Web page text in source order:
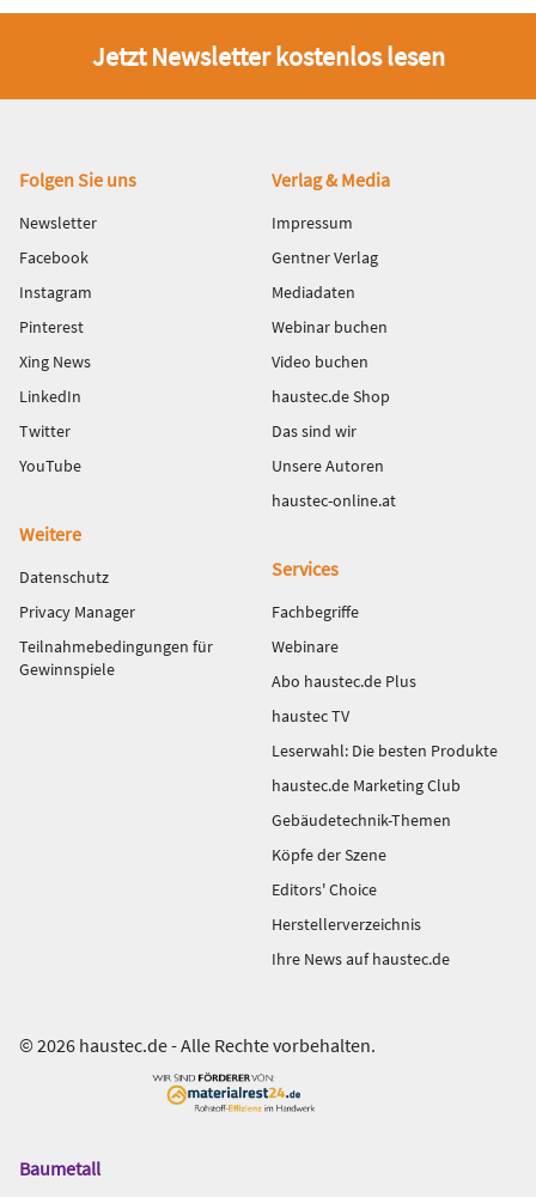
Jetzt Newsletter kostenlos lesen
Fußbereich
Folgen Sie uns
Newsletter
Facebook
Instagram
Pinterest
Xing News
LinkedIn
Twitter
YouTube
Verlag & Media
Impressum
Gentner Verlag
Mediadaten
Webinar buchen
Video buchen
haustec.de Shop
Das sind wir
Unsere Autoren
haustec-online.at
Weitere
Datenschutz
Privacy Manager
Teilnahmebedingungen für
Gewinnspiele
Services
Fachbegriffe
Webinare
Abo haustec.de Plus
haustec TV
Leserwahl: Die besten Produkte
haustec.de Marketing Club
Gebäudetechnik-Themen
Köpfe der Szene
Editors' Choice
Herstellerverzeichnis
Ihre News auf haustec.de
© 2026 haustec.de - Alle Rechte vorbehalten.
Das
Baumetall